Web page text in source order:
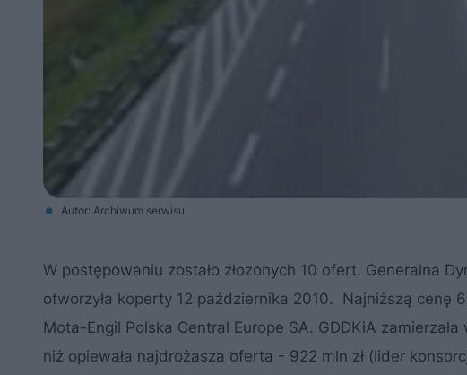
Autor: Archiwum serwisu
W postępowaniu zostało złozonych 10 ofert. Generalna
otworzyła koperty 12 października 2010. Najniższą cenę
Mota-Engil Polska Central Europe SA. GDDKiA
niż opiewała najdrożasza oferta - 922 mln zł (lider